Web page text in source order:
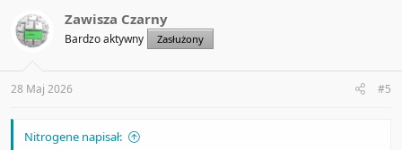
t
i
o
s
:
Zawisza Czarny
Bardzo aktywny Zasłużony
28 Maj 2026 #5
Nitrogene napisał: